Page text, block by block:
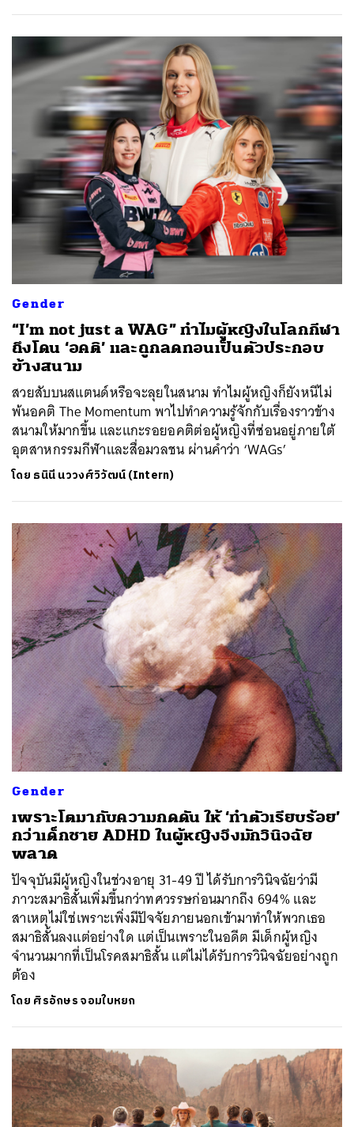
Gender
“I’m not just a WAG” ทำไมผู้หญิงในโลกกีฬา
ถึงโดน ‘อคติ’ และถูกลดทอนเป็นตัวประกอบ
ข้างสนาม
สวยสับบนสแตนด์หรือจะลุยในสนาม ทำไมผู้หญิงก็ยังหนีไม่
พ้นอคติ The Momentum พาไปทำความรู้จักกับเรื่องราวข้าง
สนามให้มากขึ้น และแกะรอยอคติต่อผู้หญิงที่ซ่อนอยู่ภายใต้
อุตสาหกรรมกีฬาและสื่อมวลชน ผ่านคำว่า ‘WAGs’
โดย ธนินี นววงศ์วิวัฒน์ (Intern)
Gender
เพราะโตมากับความกดดัน ให้ ‘ทำตัวเรียบร้อย’
กว่าเด็กชาย ADHD ในผู้หญิงจึงมักวินิจฉัย
พลาด
ปัจจุบันมีผู้หญิงในช่วงอายุ 31-49 ปี ได้รับการวินิจฉัยว่ามี
ภาวะสมาธิสั้นเพิ่มขึ้นกว่าทศวรรษก่อนมากถึง 694% และ
สาเหตุไม่ใช่เพราะเพิ่งมีปัจจัยภายนอกเข้ามาทำให้พวกเธอ
สมาธิสั้นลงแต่อย่างใด แต่เป็นเพราะในอดีต มีเด็กผู้หญิง
จำนวนมากที่เป็นโรคสมาธิสั้น แต่ไม่ได้รับการวินิจฉัยอย่างถูก
ต้อง
โดย ศิรอักษร จอมใบหยก